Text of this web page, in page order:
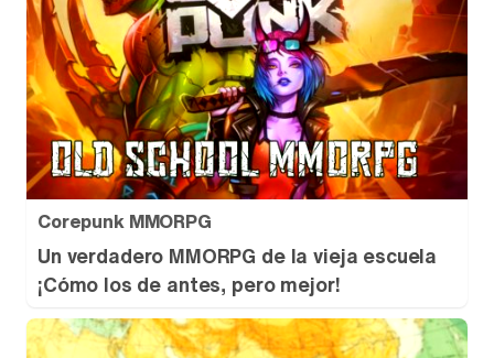
Corepunk MMORPG
Un verdadero MMORPG de la vieja escuela
¡Cómo los de antes, pero mejor!